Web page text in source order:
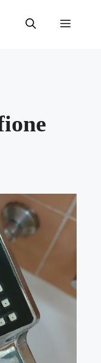
Menu